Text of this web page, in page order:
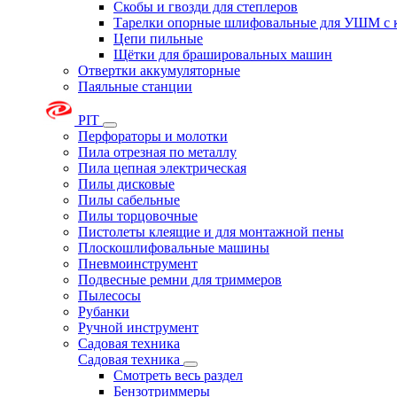
Скобы и гвозди для степлеров
Тарелки опорные шлифовальные для УШМ с
Цепи пильные
Щётки для брашировальных машин
Отвертки аккумуляторные
Паяльные станции
PIT
Перфораторы и молотки
Пила отрезная по металлу
Пила цепная электрическая
Пилы дисковые
Пилы сабельные
Пилы торцовочные
Пистолеты клеящие и для монтажной пены
Плоскошлифовальные машины
Пневмоинструмент
Подвесные ремни для триммеров
Пылесосы
Рубанки
Ручной инструмент
Садовая техника
Садовая техника
Смотреть весь раздел
Бензотриммеры